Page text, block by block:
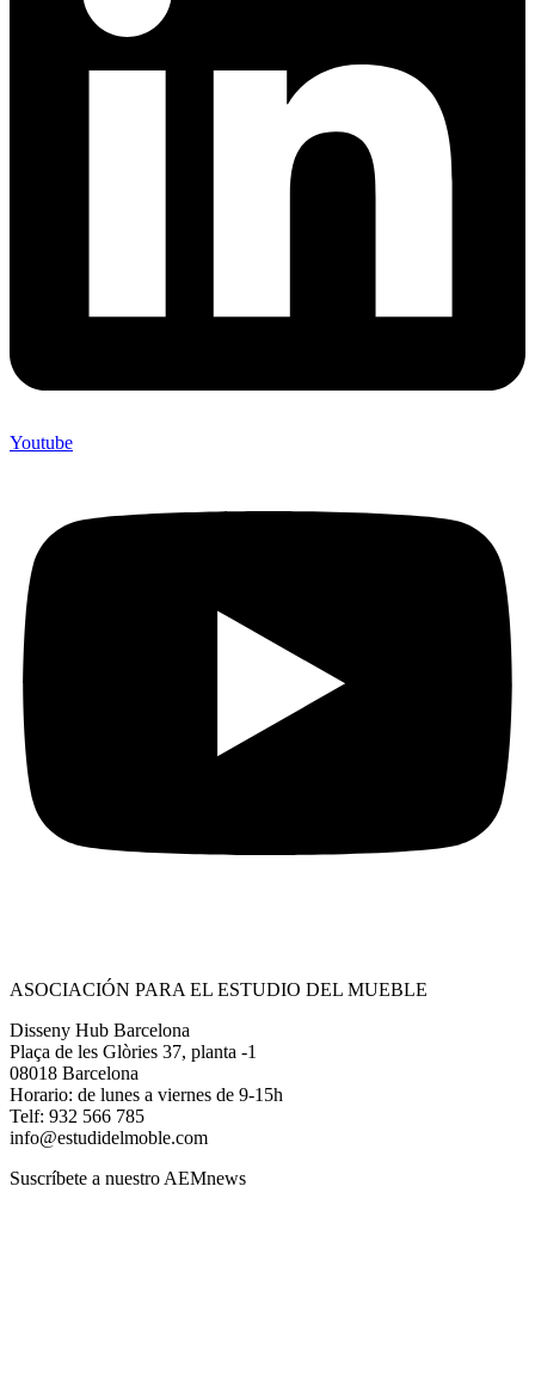
Youtube
ASOCIACIÓN PARA EL ESTUDIO DEL MUEBLE
Disseny Hub Barcelona
Plaça de les Glòries 37, planta -1
08018 Barcelona
Horario: de lunes a viernes de 9-15h
Telf: 932 566 785
info@estudidelmoble.com
Suscríbete a nuestro AEMnews